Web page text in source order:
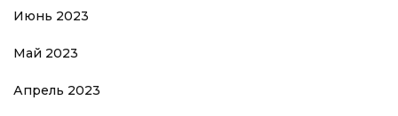
Июнь 2023
Май 2023
Апрель 2023